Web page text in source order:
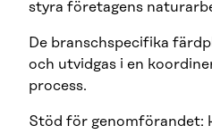
styra företagens
De branschspecifika
och utvidgas i en
process.
Stöd för genomförandet: